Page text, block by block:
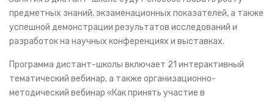
предметных знаний, экзаменационных показателей, а также
успешной демонстрации результатов исследований и
разработок на научных конференциях и выставках.
Программа дистант-школы включает 21 интерактивный
тематический вебинар, а также организационно-
методический вебинар «Как принять участие в